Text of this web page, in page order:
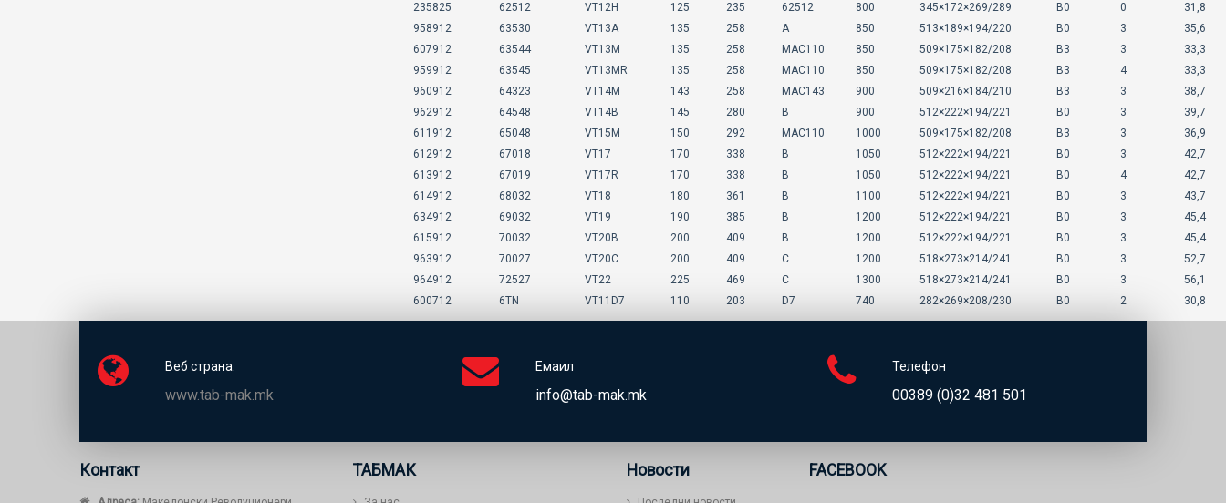
235825
62512 VT12H 125 235 62512 800 345×172×269/289 B0 0
31,8
958912
63530 VT13A 135 258 A 850 513×189×194/220 B0 3
35,6
607912
63544 VT13M 135 258 MAC110 850 509×175×182/208 B3 3
33,3
959912
63545 VT13MR 135 258 MAC110 850 509×175×182/208 B3 4
33,3
960912
64323 VT14M 143 258 MAC143 900 509×216×184/210 B3 3
38,7
962912
64548 VT14B 145 280 B 900 512×222×194/221 B0 3
39,7
611912
65048 VT15M 150 292 MAC110 1000 509×175×182/208 B3 3
36,9
612912
67018 VT17 170 338 B 1050 512×222×194/221 B0 3
42,7
613912
67019 VT17R 170 338 B 1050 512×222×194/221 B0 4
42,7
614912
68032 VT18 180 361 B 1100 512×222×194/221 B0 3
43,7
634912
69032 VT19 190 385 B 1200 512×222×194/221 B0 3
45,4
615912
70032 VT20B 200 409 B 1200 512×222×194/221 B0 3
45,4
963912
70027 VT20C 200 409 C 1200 518×273×214/241 B0 3
52,7
964912
72527 VT22 225 469 C 1300 518×273×214/241 B0 3
56,1
600712
6TN VT11D7 110 203 D7 740 282×269×208/230 B0 2 30,8
Веб страна:
www.tab-mak.mk
Емаил
info@tab-mak.mk
Телефон
00389 (0)32 481 501
Контакт ТАБМАК Новости FACEBOOK